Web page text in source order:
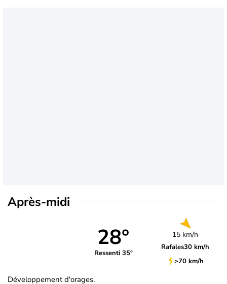
Après-midi
28°
Ressenti 35°
15 km/h
Rafales30 km/h
>70 km/h
Développement d'orages.